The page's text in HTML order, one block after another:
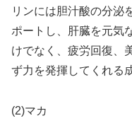
リンには胆汁酸の分泌
ポートし、肝臓を元気
けでなく、疲労回復、
ず力を発揮してくれる
(2)マカ